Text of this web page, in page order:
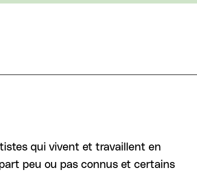
qui vivent et travaillent en
peu ou pas connus et certains